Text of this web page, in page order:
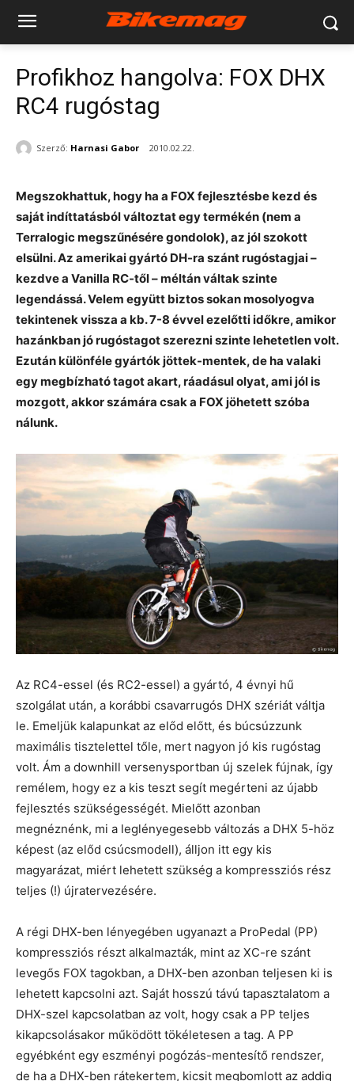
Profikhoz hangolva: FOX DHX
RC4 rugóstag
Szerző: Harnasi Gabor 2010.02.22.
Megszokhattuk, hogy ha a FOX fejlesztésbe kezd és
saját indíttatásból változtat egy termékén (nem a
Terralogic megszűnésére gondolok), az jól szokott
elsülni. Az amerikai gyártó DH-ra szánt rugóstagjai –
kezdve a Vanilla RC-től – méltán váltak szinte
legendássá. Velem együtt biztos sokan mosolyogva
tekintenek vissza a kb. 7-8 évvel ezelőtti időkre, amikor
hazánkban jó rugóstagot szerezni szinte lehetetlen volt.
Ezután különféle gyártók jöttek-mentek, de ha valaki
egy megbízható tagot akart, ráadásul olyat, ami jól is
mozgott, akkor számára csak a FOX jöhetett szóba
nálunk.
Az RC4-essel (és RC2-essel) a gyártó, 4 évnyi hű
szolgálat után, a korábbi csavarrugós DHX szériát váltja
le. Emeljük kalapunkat az előd előtt, és búcsúzzunk
maximális tisztelettel tőle, mert nagyon jó kis rugóstag
volt. Ám a downhill versenysportban új szelek fújnak, így
remélem, hogy ez a kis teszt segít megérteni az újabb
fejlesztés szükségességét. Mielőtt azonban
megnéznénk, mi a leglényegesebb változás a DHX 5-höz
képest (az előd csúcsmodell), álljon itt egy kis
magyarázat, miért lehetett szükség a kompressziós rész
teljes (!) újratervezésére.
A régi DHX-ben lényegében ugyanazt a ProPedal (PP)
kompressziós részt alkalmazták, mint az XC-re szánt
levegős FOX tagokban, a DHX-ben azonban teljesen ki is
lehetett kapcsolni azt. Saját hosszú távú tapasztalatom a
DHX-szel kapcsolatban az volt, hogy csak a PP teljes
kikapcsolásakor működött tökéletesen a tag. A PP
egyébként egy eszményi pogózás-mentesítő rendszer,
de ha a DHX-ben rátekertem, kicsit megbomlott az addig